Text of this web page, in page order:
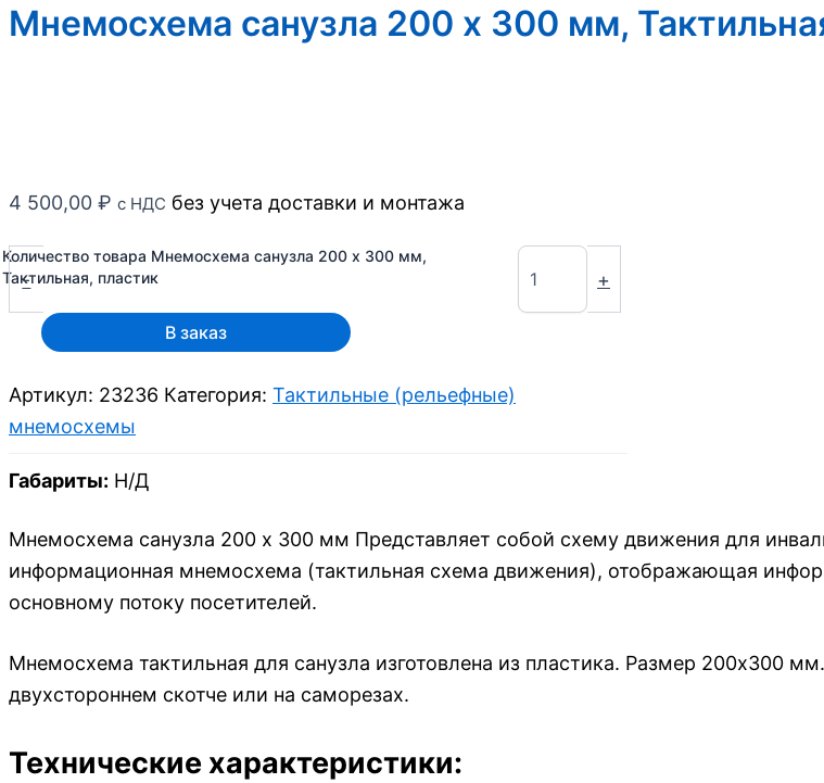
Мнемосхема санузла 200 x 300 мм,
4 500,00 ₽ с НДС без учета доставки и монтажа
-
Количество товара Мнемосхема санузла 200 x 300 мм,
Тактильная, пластик
+
В заказ
Артикул: 23236 Категория: Тактильные (рельефные)
мнемосхемы
Габариты: Н/Д
Мнемосхема санузла 200 х 300 мм Представляет собой схему движения для
информационная мнемосхема (тактильная схема движения), отображающая
основному потоку посетителей.
Мнемосхема тактильная для санузла изготовлена из пластика. Размер 200х300
двухстороннем скотче или на саморезах.
Технические характеристики: